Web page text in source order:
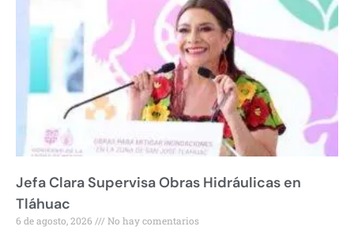
Jefa Clara Supervisa Obras Hidráulicas en
Tláhuac
6 de agosto, 2026 No hay comentarios